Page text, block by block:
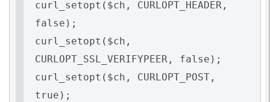
curl_setopt($ch, CURLOPT_HEADER,
false);
curl_setopt($ch,
CURLOPT_SSL_VERIFYPEER, false);
curl_setopt($ch, CURLOPT_POST,
true);